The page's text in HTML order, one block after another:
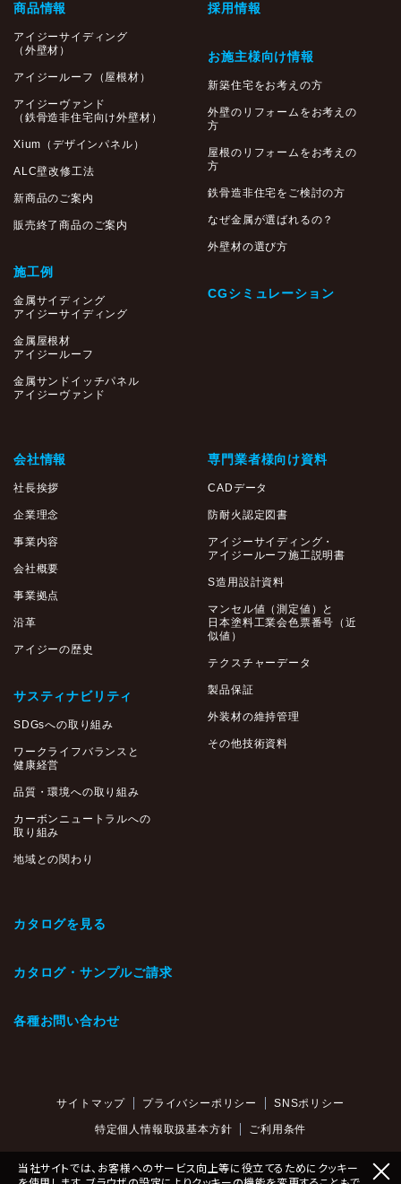
商品情報
アイジーサイディング
（外壁材）
アイジールーフ（屋根材）
アイジーヴァンド
（鉄骨造非住宅向け外壁材）
Xium（デザインパネル）
ALC壁改修工法
新商品のご案内
販売終了商品のご案内
施工例
金属サイディング
アイジーサイディング
金属屋根材
アイジールーフ
金属サンドイッチパネル
アイジーヴァンド
会社情報
社長挨拶
企業理念
事業内容
会社概要
事業拠点
沿革
アイジーの歴史
サスティナビリティ
SDGsへの取り組み
ワークライフバランスと
健康経営
品質・環境への取り組み
カーボンニュートラルへの
取り組み
地域との関わり
採用情報
お施主様向け情報
新築住宅をお考えの方
外壁のリフォームをお考えの
方
屋根のリフォームをお考えの
方
鉄骨造非住宅をご検討の方
なぜ金属が選ばれるの？
外壁材の選び方
CGシミュレーション
専門業者様向け資料
CADデータ
防耐火認定図書
アイジーサイディング・
アイジールーフ施工説明書
S造用設計資料
マンセル値（測定値）と
日本塗料工業会色票番号（近
似値）
テクスチャーデータ
製品保証
外装材の維持管理
その他技術資料
カタログを見る
カタログ・サンプルご請求
各種お問い合わせ
サイトマップ プライバシーポリシー SNSポリシー
特定個人情報取扱基本方針 ご利用条件
当社サイトでは、お客様へのサービス向上等に役立てるためにクッキー